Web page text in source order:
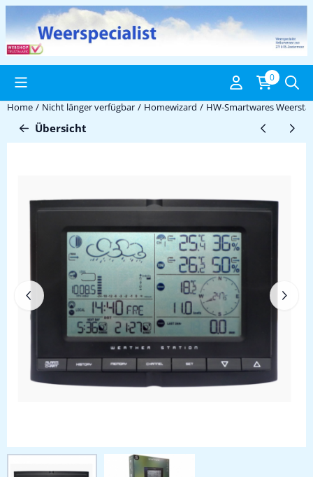
Cookie-Einstellungen verfügbar. Einstellungen wählen oder alle
0
Home / Nicht länger verfügbar / Homewizard / HW-Smartwares
Übersicht